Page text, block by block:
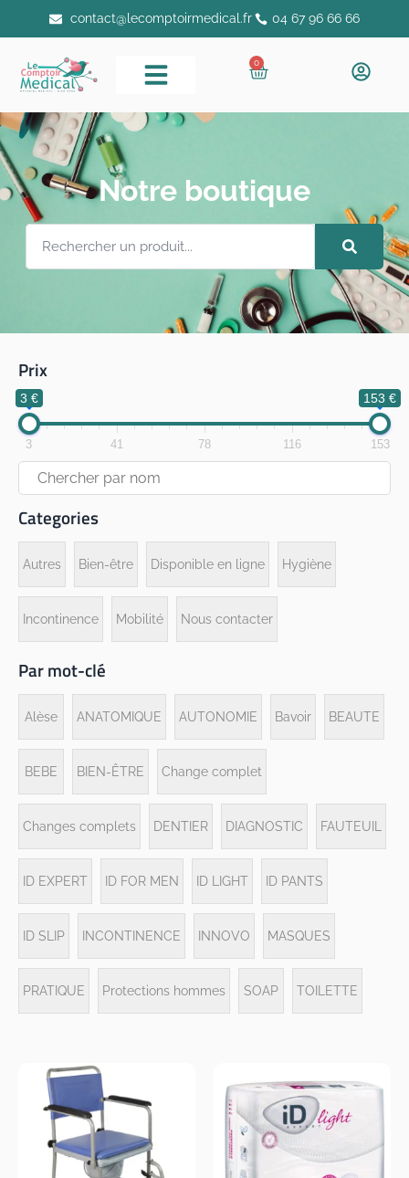
contact@lecomptoirmedical.fr 04 67 96 66 66
0
Notre boutique
Prix
3 € 153 €
3 41 78 116 153
Categories
Autres Bien-être Disponible en ligne Hygiène
Incontinence Mobilité Nous contacter
Par mot-clé
Alèse ANATOMIQUE AUTONOMIE Bavoir BEAUTE
BEBE BIEN-ÊTRE Change complet
Changes complets DENTIER DIAGNOSTIC FAUTEUIL
ID EXPERT ID FOR MEN ID LIGHT ID PANTS
ID SLIP INCONTINENCE INNOVO MASQUES
PRATIQUE Protections hommes SOAP TOILETTE